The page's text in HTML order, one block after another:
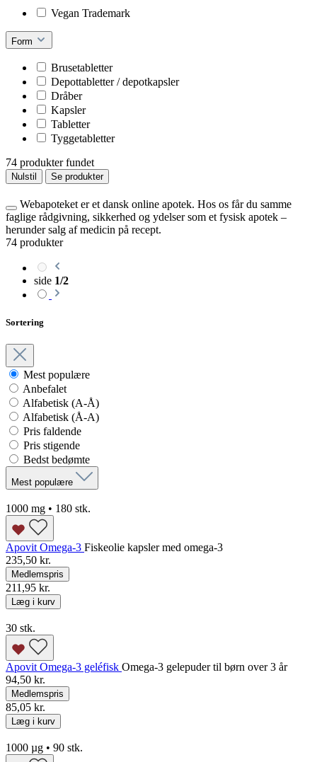
Vegan Trademark
Form
Brusetabletter
Depottabletter / depotkapsler
Dråber
Kapsler
Tabletter
Tyggetabletter
74 produkter fundet
Nulstil Se produkter
Webapoteket er et dansk online apotek. Hos os får du samme
faglige rådgivning, sikkerhed og ydelser som et fysisk apotek –
herunder salg af medicin på recept.
74 produkter
side 1/2
Sortering
Mest populære
Anbefalet
Alfabetisk (A-Å)
Alfabetisk (Å-A)
Pris faldende
Pris stigende
Bedst bedømte
Mest populære
1000 mg • 180 stk.
Apovit Omega-3 Fiskeolie kapsler med omega-3
235,50 kr.
Medlemspris
211,95 kr.
Læg i kurv
30 stk.
Apovit Omega-3 geléfisk Omega-3 gelepuder til børn over 3 år
94,50 kr.
Medlemspris
85,05 kr.
Læg i kurv
1000 µg • 90 stk.